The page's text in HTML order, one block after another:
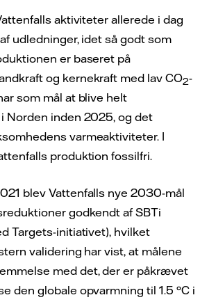
aktiviteter allerede i dag
udledninger, idet så godt som
er baseret på
og kernekraft med lav CO2-
som mål at blive helt
Norden inden 2025, og det
varmeaktiviteter. I
produktion fossilfri.
blev Vattenfalls nye 2030-mål
godkendt af SBTi
Targets-initiativet), hvilket
validering har vist, at målene
med det, der er påkrævet
den globale opvarmning til 1.5 °C i